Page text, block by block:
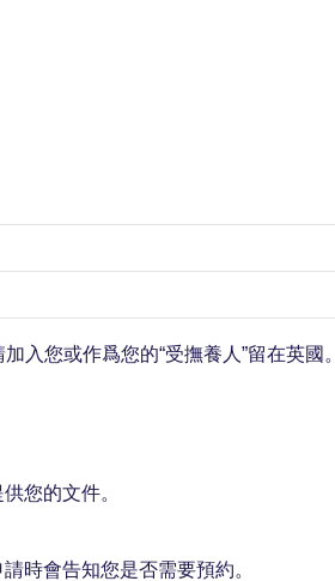
入您或作爲您的“受撫養人”留在英國。
您的文件。
時會告知您是否需要預約。